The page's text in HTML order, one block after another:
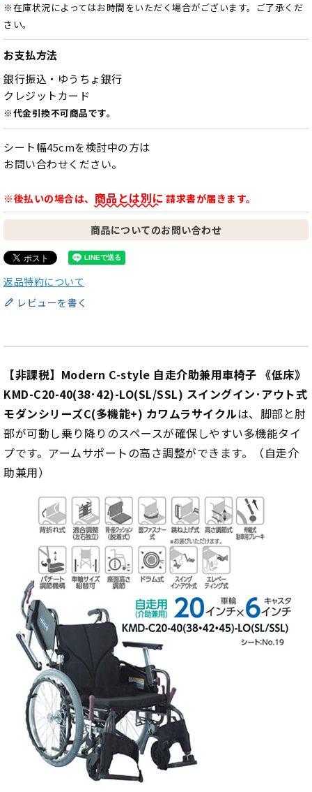
※在庫状況によってはお時間をいただく場合がございます。ご了承くだ
さい。
お支払方法
銀行振込・ゆうちょ銀行
クレジットカード
※代金引換不可商品です。
シート幅45cmを検討中の方は
お問い合わせください。
※後払いの場合は、 商品とは別に 請求書が届きます。
商品についてのお問い合わせ
返品特約について
レビューを書く
【非課税】Modern C-style 自走介助兼用車椅子 《低床》
KMD-C20-40(38･42)-LO(SL/SSL) スイングイン･アウト式
モダンシリーズC(多機能+) カワムラサイクルは、脚部と肘
部が可動し乗り降りのスペースが確保しやすい多機能タイ
プです。アームサポートの高さ調整ができます。（自走介
助兼用）